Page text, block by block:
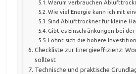
Warum verbrauchen
Wie viel Energie kann ich mit
Sind Ablufttrockner für kleine
Gibt es Einschränkungen bei
Lohnt sich die höhere
Checkliste zur Energieeffizienz:
solltest
Technische und praktische